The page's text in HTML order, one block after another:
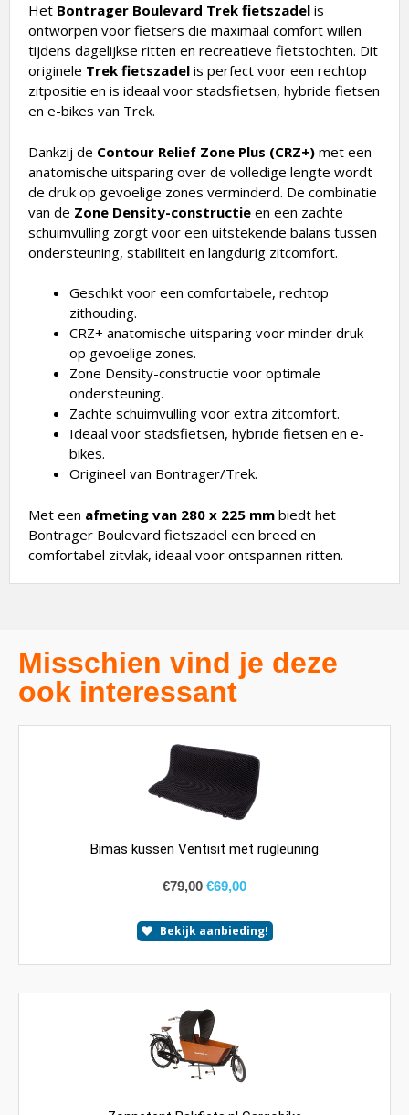
Het Bontrager Boulevard Trek fietszadel is
ontworpen voor fietsers die maximaal comfort willen
tijdens dagelijkse ritten en recreatieve fietstochten. Dit
originele Trek fietszadel is perfect voor een rechtop
zitpositie en is ideaal voor stadsfietsen, hybride fietsen
en e-bikes van Trek.
Dankzij de Contour Relief Zone Plus (CRZ+) met een
anatomische uitsparing over de volledige lengte wordt
de druk op gevoelige zones verminderd. De combinatie
van de Zone Density-constructie en een zachte
schuimvulling zorgt voor een uitstekende balans tussen
ondersteuning, stabiliteit en langdurig zitcomfort.
Geschikt voor een comfortabele, rechtop
zithouding.
CRZ+ anatomische uitsparing voor minder druk
op gevoelige zones.
Zone Density-constructie voor optimale
ondersteuning.
Zachte schuimvulling voor extra zitcomfort.
Ideaal voor stadsfietsen, hybride fietsen en e-
bikes.
Origineel van Bontrager/Trek.
Met een afmeting van 280 x 225 mm biedt het
Bontrager Boulevard fietszadel een breed en
comfortabel zitvlak, ideaal voor ontspannen ritten.
Misschien vind je deze
ook interessant
Bimas kussen Ventisit met rugleuning
€79,00 €69,00
Bekijk aanbieding!